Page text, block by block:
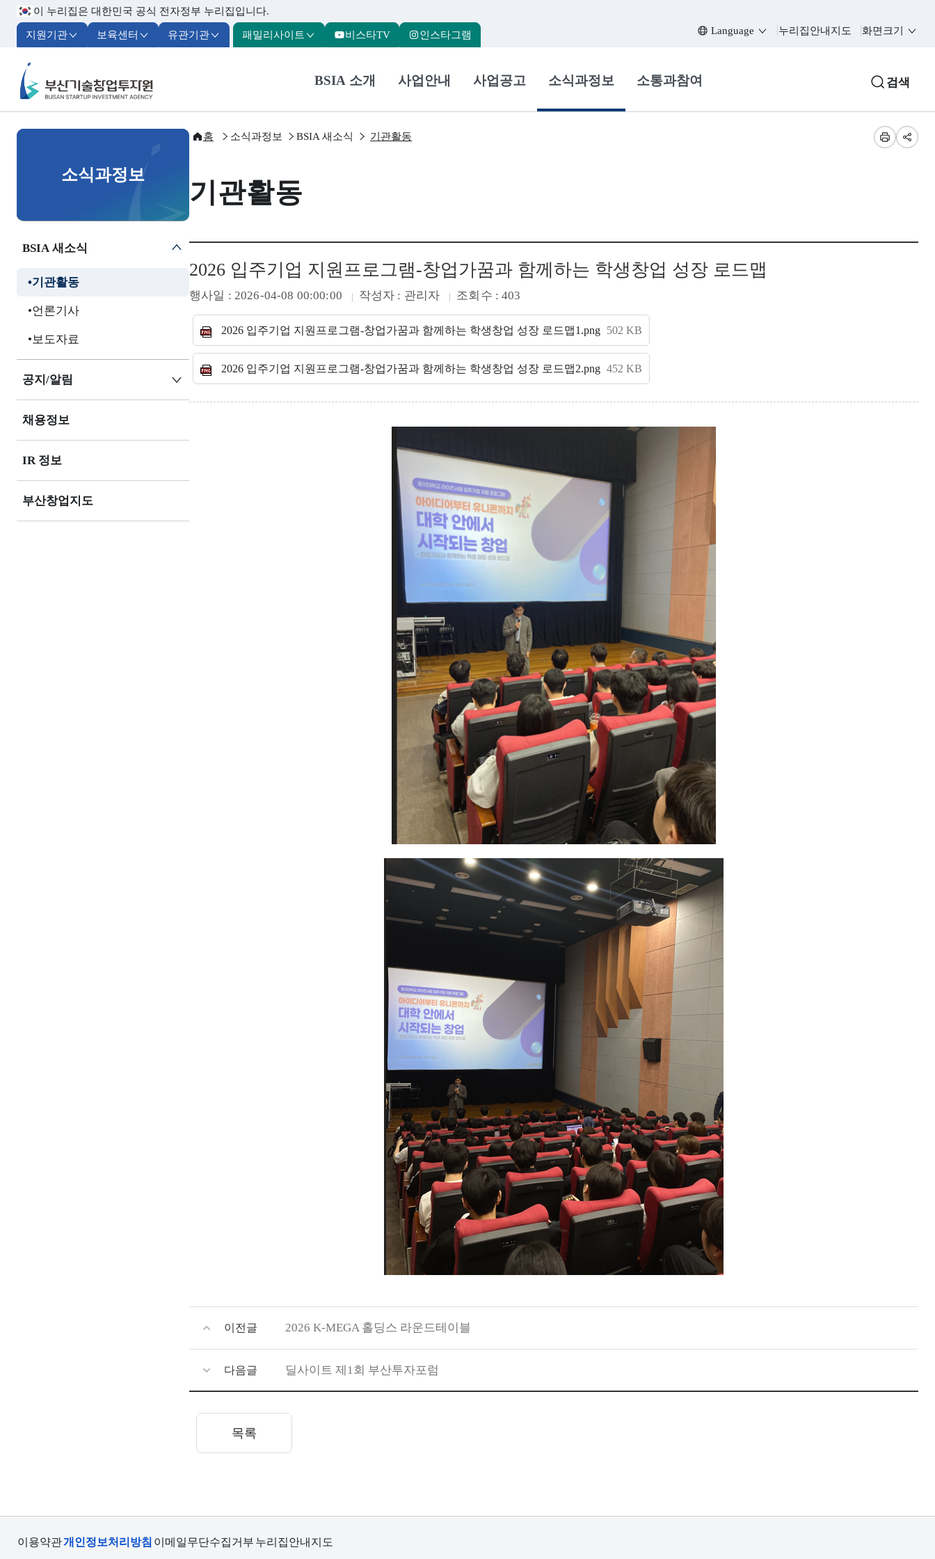
이 누리집은 대한민국 공식 전자정부 누리집입니다.
지원기관 보육센터 유관기관 패밀리사이트 비스타TV 인스타그램 Language 누리집안내지도 화면크기
부산기술창업투자원 BSIA 소개 사업안내 사업공고 소식과정보 소통과참여 검색
소식과정보
BSIA 새소식
기관활동
언론기사
보도자료
공지/알림
채용정보
IR 정보
부산창업지도
홈 소식과정보 BSIA 새소식 기관활동
프린트
공
기관활동
2026 입주기업 지원프로그램-창업가꿈과 함께하는 학생창업 성장 로드맵
행사일 : 2026-04-08 00:00:00 작성자 : 관리자 조회수 : 403
2026 입주기업 지원프로그램-창업가꿈과 함께하는 학생창업 성장 로드맵1.png 502 KB
2026 입주기업 지원프로그램-창업가꿈과 함께하는 학생창업 성장 로드맵2.png 452 KB
이전글 2026 K-MEGA 홀딩스 라운드테이블
다음글 딜사이트 제1회 부산투자포럼
목록
이용약관개인정보처리방침 이메일무단수집거부 누리집안내지도